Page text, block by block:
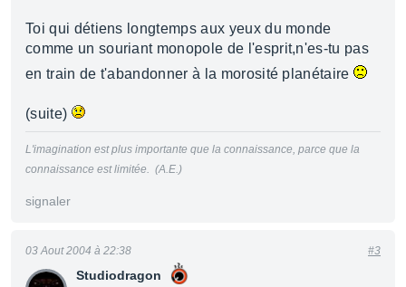
Toi qui détiens longtemps aux yeux du monde
comme un souriant monopole de l'esprit,n'es-tu pas
en train de t'abandonner à la morosité planétaire
(suite)
L'imagination est plus importante que la connaissance, parce que la
connaissance est limitée. (A.E.)
signaler
Studiodragon
03 Aout 2004 à 22:38 #3